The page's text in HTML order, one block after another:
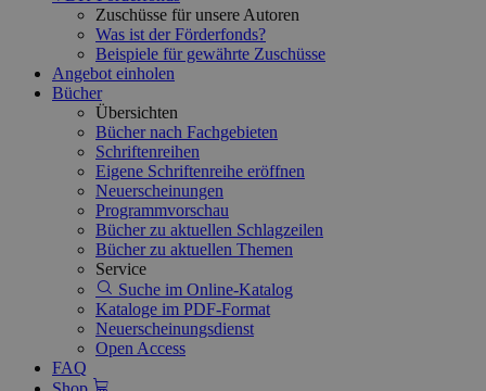
Zuschüsse für unsere Autoren
Was ist der Förderfonds?
Beispiele für gewährte Zuschüsse
Angebot einholen
Bücher
Übersichten
Bücher nach Fachgebieten
Schriftenreihen
Eigene Schriftenreihe eröffnen
Neuerscheinungen
Programmvorschau
Bücher zu aktuellen Schlagzeilen
Bücher zu aktuellen Themen
Service
Suche im Online-Katalog
Kataloge im PDF-Format
Neuerscheinungsdienst
Open Access
FAQ